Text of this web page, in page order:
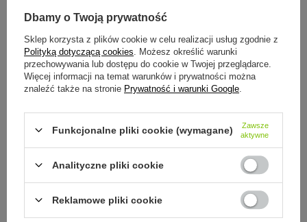
WYPISZ SIĘ
Śledzenie przesyłki
Dbamy o Twoją prywatność
Sklep korzysta z plików cookie w celu realizacji usług zgodnie z
Polityką dotyczącą cookies . Możesz określić warunki
przechowywania lub dostępu do cookie w Twojej przeglądarce.
Więcej informacji na temat warunków i prywatności można
znaleźć także na stronie Prywatność i warunki Google
Funkcjonalne pliki cookie (wymagane)
Zawsze
aktywne
Analityczne pliki cookie
Reklamowe pliki cookie